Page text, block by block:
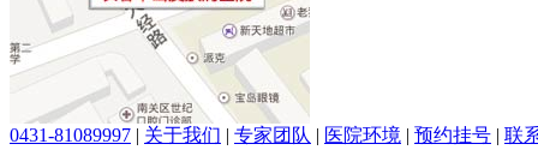
0431-81089997 | 关于我们 | 专家团队 | 医院环境 | 预约挂号 | 联